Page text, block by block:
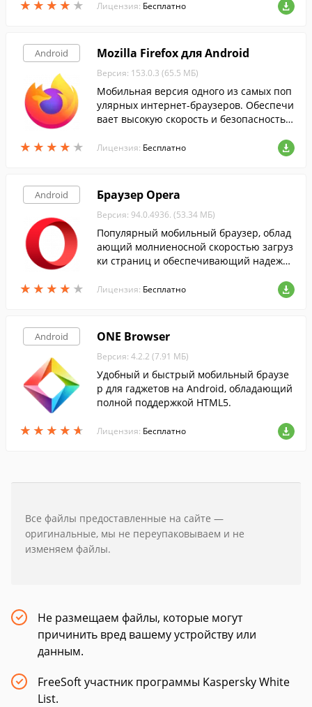
★ ★ ★ ★ ★
★ ★ ★ ★ ★
помощи режима Турбо 2.0.
Лицензия: Бесплатно
Android
★ ★ ★ ★ ★
★ ★ ★ ★ ★
Mozilla Firefox для Android
Версия: 153.0.3 (65.5 МБ)
Мобильная версия одного из самых поп
улярных интернет-браузеров. Обеспечи
вает высокую скорость и безопасность в
и онлайн видео.
Лицензия: Бесплатно
Android
★ ★ ★ ★ ★
★ ★ ★ ★ ★
Браузер Opera
Версия: 94.0.4936. (53.34 МБ)
Популярный мобильный браузер, облад
ающий молниеносной скоростью загруз
ки страниц и обеспечивающий надежну
Лицензия: Бесплатно
Android
★ ★ ★ ★ ★
★ ★ ★ ★ ★
ONE Browser
Версия: 4.2.2 (7.91 МБ)
Удобный и быстрый мобильный браузе
р для гаджетов на Android, обладающий
полной поддержкой HTML5.
Лицензия: Бесплатно
Все файлы предоставленные на сайте —
оригинальные, мы не переупаковываем и не
изменяем файлы.
Не размещаем файлы, которые могут
причинить вред вашему устройству или
данным.
FreeSoft участник программы Kaspersky White
List.